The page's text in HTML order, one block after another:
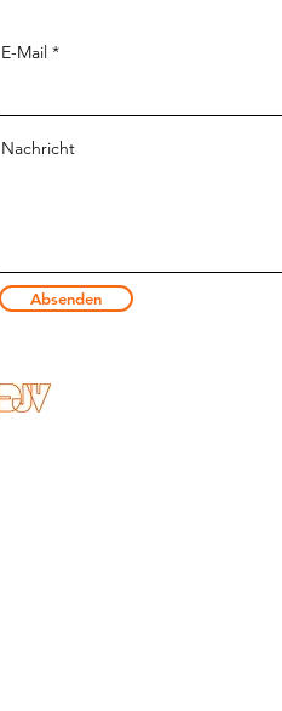
E-Mail
Nachricht
Absenden